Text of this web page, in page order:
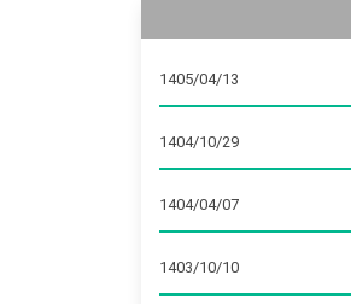
1405/04/13
1404/10/29
1404/04/07
1403/10/10